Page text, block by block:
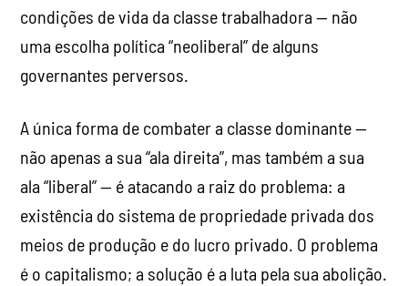
condições de vida da classe trabalhadora — não
uma escolha política “neoliberal” de alguns
governantes perversos.
A única forma de combater a classe dominante —
não apenas a sua “ala direita”, mas também a sua
ala “liberal” — é atacando a raiz do problema: a
existência do sistema de propriedade privada dos
meios de produção e do lucro privado. O problema
é o capitalismo; a solução é a luta pela sua abolição.